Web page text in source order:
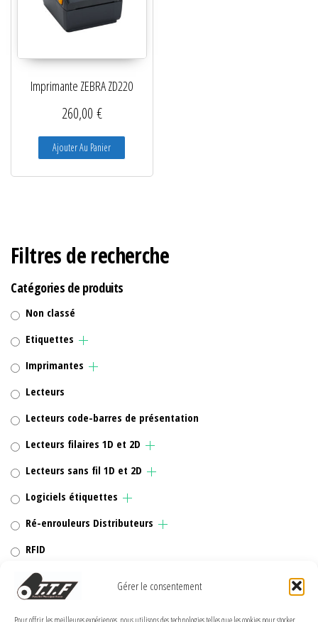
Gérer le consentement
Imprimante ZEBRA ZD220
260,00 €
Ajouter Au Panier
Filtres de recherche
Catégories de produits
Non classé
Etiquettes
Imprimantes
Lecteurs
Lecteurs code-barres de présentation
Lecteurs filaires 1D et 2D
Lecteurs sans fil 1D et 2D
Logiciels étiquettes
Ré-enrouleurs Distributeurs
RFID
Rubans transfert thermique
Têtes d'impression